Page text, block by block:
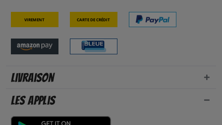
Virement Carte de crédit
Livraison
Les applis